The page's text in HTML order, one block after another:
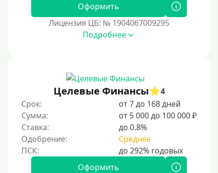
15000 руб
30000 руб на год
35000 руб
40000 руб
50000 руб
60000 руб
Оформить
Лицензия ЦБ: № 1904067009295
Подробнее
Целевые Финансы
4
Срок:
от 7 до 168 дней
Сумма:
от 5 000 до 100 000 ₽
Ставка:
до 0.8%
Одобрение:
Среднее
Оформить